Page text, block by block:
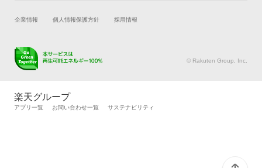
高砂市
たつの市
車検の基礎知識 キャンペーン一覧
試乗・商談 新車購入
キズ修理予約
メンテナンス管理
自動車カタログ 自動車保険
企業情報 個人情報保護方針 採用情報
© Rakuten Group, Inc.
楽天グループ
アプリ一覧 お問い合わせ一覧 サステナビリティ